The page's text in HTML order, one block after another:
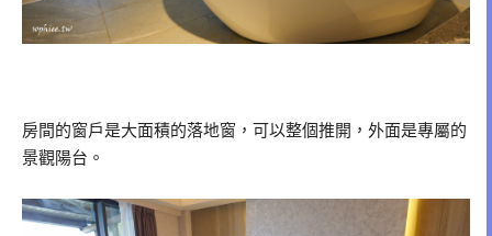
房間的窗戶是大面積的落地窗，可以整個推開，外面是專屬的
景觀陽台。